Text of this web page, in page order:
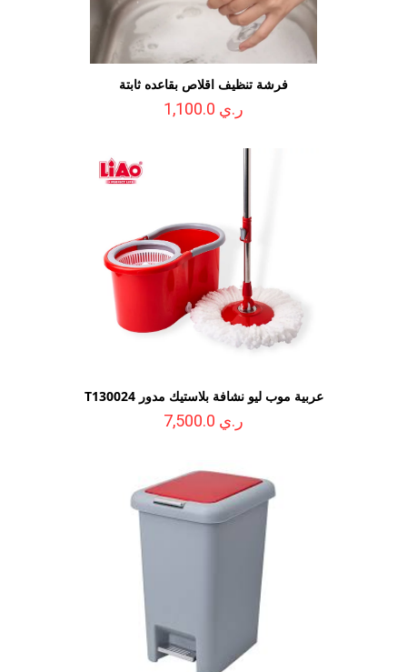
فرشة تنظيف اقلاص بقاعده ثابتة
ر.ي 1,100.0
عربية موب ليو نشافة بلاستيك مدور T130024
ر.ي 7,500.0